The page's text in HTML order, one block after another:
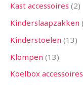
Kast accessoires 2
Kinderslaapzakken
Kinderstoelen 13
Klompen 13
Koelbox accessoires